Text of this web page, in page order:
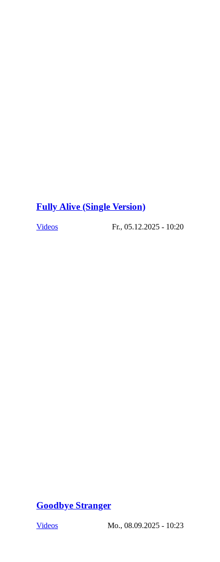
Fully Alive (Single Version)
Videos Fr., 05.12.2025 - 10:20
Goodbye Stranger
Videos Mo., 08.09.2025 - 10:23